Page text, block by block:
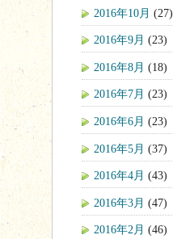
2016年10月 (27)
2016年9月 (23)
2016年8月 (18)
2016年7月 (23)
2016年6月 (23)
2016年5月 (37)
2016年4月 (43)
2016年3月 (47)
2016年2月 (46)